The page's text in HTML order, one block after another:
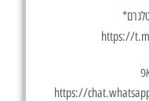
https://
https://